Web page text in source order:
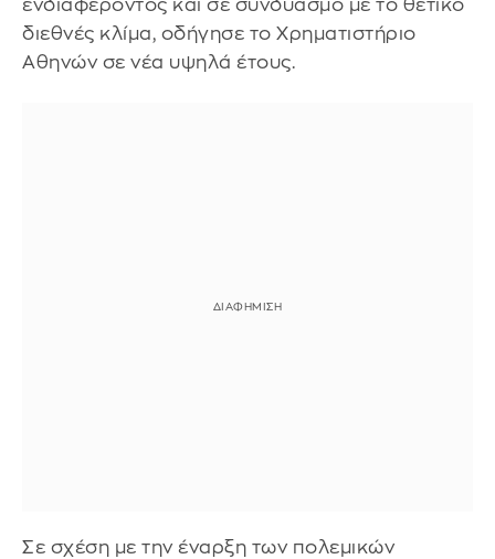
ενδιαφέροντος και σε συνδυασμό με το θετικό
διεθνές κλίμα, οδήγησε το Χρηματιστήριο
Αθηνών σε νέα υψηλά έτους.
Σε σχέση με την έναρξη των πολεμικών